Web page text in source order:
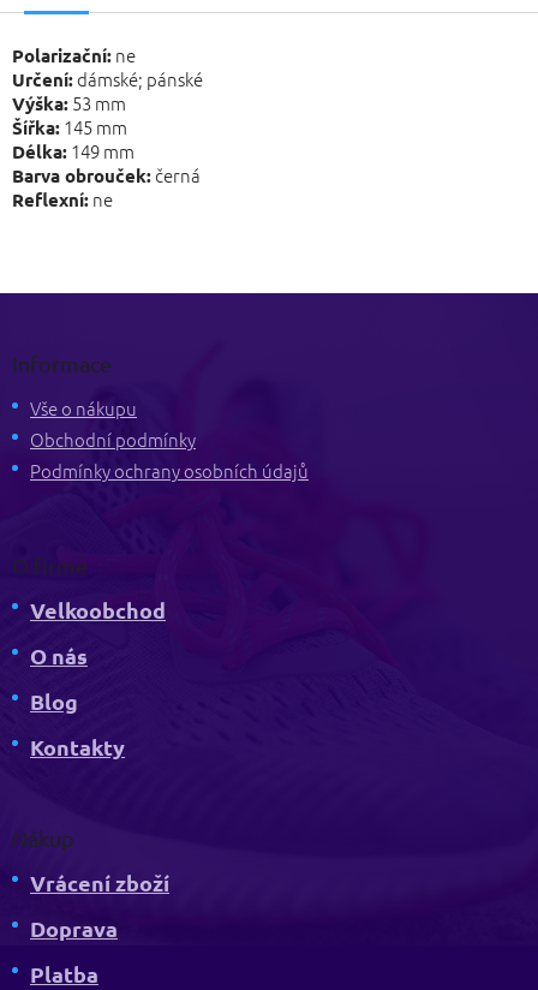
Polarizační: ne
Určení:dámské; pánské
Výška: 53 mm
Šířka: 145 mm
Délka: 149 mm
Barva obrouček: černá
Reflexní: ne
Informace
Vše o nákupu
Obchodní podmínky
Podmínky ochrany osobních údajů
O firmě
Velkoobchod
O nás
Blog
Kontakty
Nákup
Vrácení zboží
Doprava
Platba